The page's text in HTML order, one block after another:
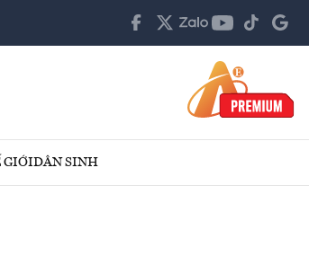
GIỚIDÂN SINH